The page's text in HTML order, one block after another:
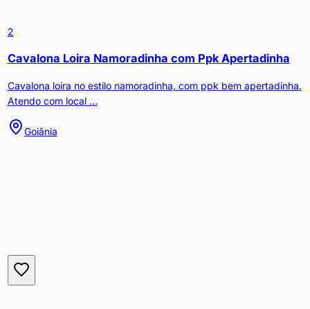
2
Cavalona Loira Namoradinha com Ppk Apertadinha
Cavalona loira no estilo namoradinha, com ppk bem apertadinha.
Atendo com local ...
Goiânia